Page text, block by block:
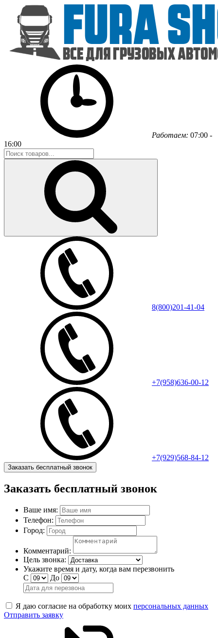
Работаем: 07:00 -
16:00
8(800)201-41-04
+7(958)636-00-12
+7(929)568-84-12
Заказать бесплатный звонок
Заказать бесплатный звонок
Ваше имя:
Телефон:
Город:
Комментарий:
Цель звонка:
Укажите время и дату, когда вам перезвонить
С
До
Я даю согласие на обработку моих персональных данных
Отправить заявку